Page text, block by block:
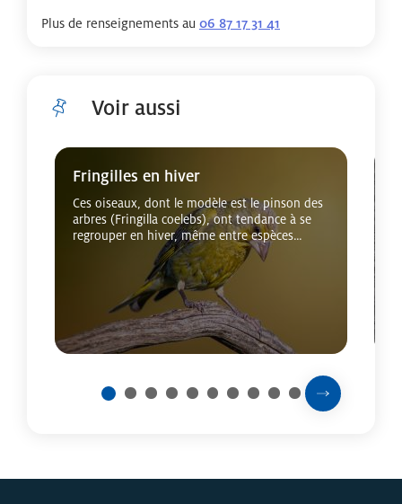
Plus de renseignements au 06 87 17 31 41
Voir aussi
Cliquer pour passer Voir aussi
Fringilles en hiver
Ces oiseaux, dont le modèle est le pinson des
arbres (Fringilla coelebs), ont tendance à se
regrouper en hiver, même entre espèces
Prochaine
1 2 3 4 5 6 7 8 9 10